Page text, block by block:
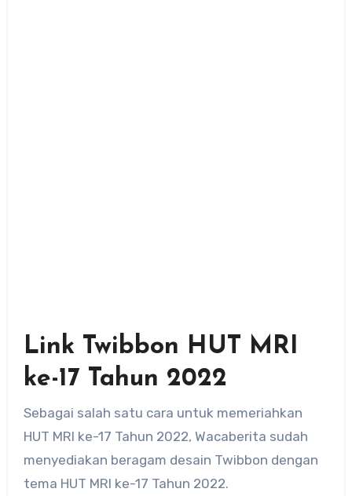
Link Twibbon HUT MRI
ke-17 Tahun 2022
Sebagai salah satu cara untuk memeriahkan
HUT MRI ke-17 Tahun 2022, Wacaberita sudah
menyediakan beragam desain Twibbon dengan
tema HUT MRI ke-17 Tahun 2022.